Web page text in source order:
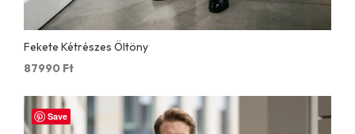
Fekete Kétrészes Öltöny
87990 Ft
Save